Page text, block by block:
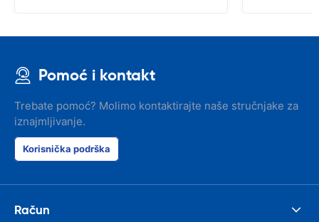
Pomoć i kontakt
Trebate pomoć? Molimo kontaktirajte naše stručnjake za
iznajmljivanje.
Korisnička podrška
Račun